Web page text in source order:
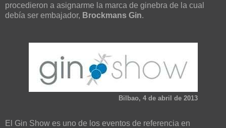
procedieron a asignarme la marca de ginebra de la cual
debía ser embajador, Brockmans Gin.
Bilbao, 4 de abril de 2013
El Gin Show es uno de los eventos de referencia en